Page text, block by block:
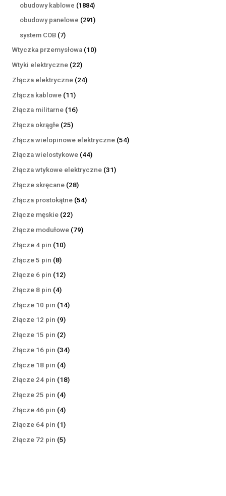
obudowy kablowe 18841884
produkty
obudowy panelowe 291291
system COB 77
produktów
Wtyczka przemysłowa 1010
Wtyki elektryczne 2222
produkty
Złącza elektryczne 2424
Złącza kablowe 1111
produktów
Złącza militarne 1616
Złącza okrągłe 2525
produktów
Złącza wielopinowe elektryczne 5454
Złącza wielostykowe 4444
produkty
Złącza wtykowe elektryczne 3131
Złącze skręcane 2828
produktów
Złącza prostokątne 5454
Złącze męskie 2222
produkty
Złącze modułowe 7979
Złącze 4 pin 1010
Złącze 5 pin 88
produktów
Złącze 6 pin 1212
Złącze 8 pin 44
produkty
Złącze 10 pin 1414
Złącze 12 pin 99
produktów
Złącze 15 pin 22
produkty
Złącze 16 pin 3434
Złącze 18 pin 44
produkty
Złącze 24 pin 1818
Złącze 25 pin 44
produkty
Złącze 46 pin 44
produkty
Złącze 64 pin 11
produkt
Złącze 72 pin 55